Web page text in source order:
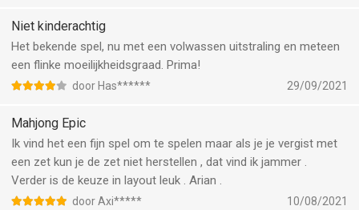
Niet kinderachtig
Het bekende spel, nu met een volwassen uitstraling en meteen
een flinke moeilijkheidsgraad. Prima!
door Has****** 29/09/2021
Mahjong Epic
Ik vind het een fijn spel om te spelen maar als je je vergist met
een zet kun je de zet niet herstellen , dat vind ik jammer .
Verder is de keuze in layout leuk . Arian .
door Axi***** 10/08/2021